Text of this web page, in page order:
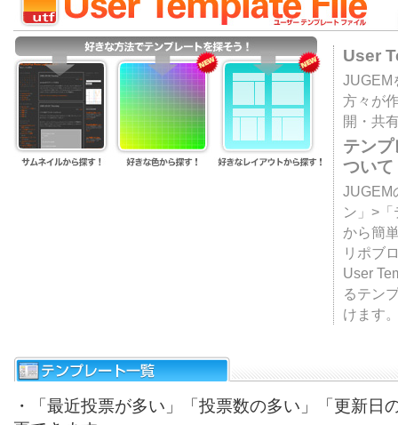
User
JUGEM
方々が
開・共
テン
ついて
JUGEM
ン」>
から簡
リポブ
User
るテン
けます
・「最近投票が多い」「投票数の多い」「更新日